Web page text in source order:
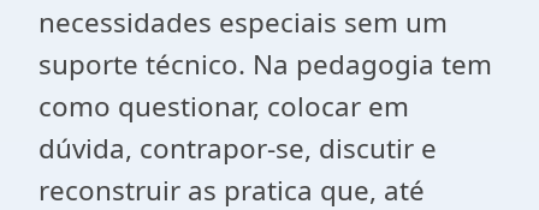
necessidades especiais sem um
suporte técnico. Na pedagogia tem
como questionar, colocar em
dúvida, contrapor-se, discutir e
reconstruir as pratica que, até